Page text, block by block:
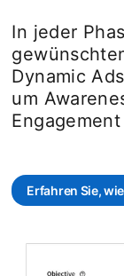
In jeder
Dynamic
um
Erfahren Sie,